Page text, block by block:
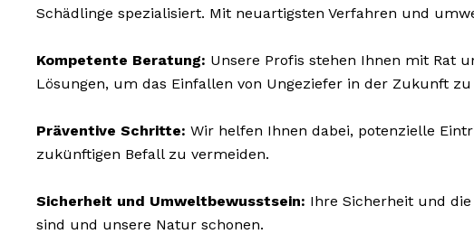
Schädlinge spezialisiert. Mit neuartigsten Verfahren und
Kompetente Beratung: Unsere Profis stehen Ihnen mit Rat
Lösungen, um das Einfallen von Ungeziefer in der Zukunft
Präventive Schritte: Wir helfen Ihnen dabei, potenzielle
zukünftigen Befall zu vermeiden.
Sicherheit und Umweltbewusstsein: Ihre Sicherheit und
sind und unsere Natur schonen.